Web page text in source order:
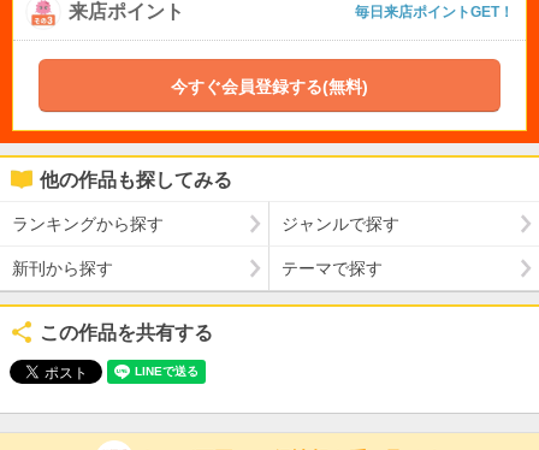
来店ポイント 毎日来店ポイントGET！
今すぐ会員登録する(無料)
他の作品も探してみる
ランキングから探す ジャンルで探す
新刊から探す テーマで探す
この作品を共有する